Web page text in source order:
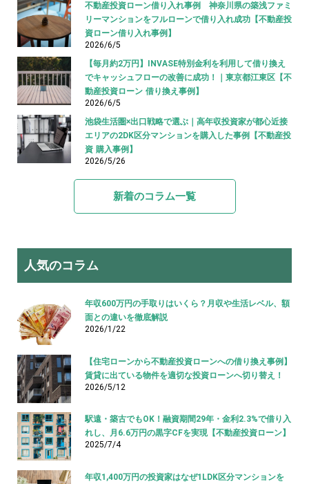
不動産投資ローン借り入れ事例 神奈川県の築浅ファミ
リーマンションをフルローンで借り入れ成功【不動産投
資ローン借り入れ事例】
2026/6/5
【毎月約2万円】INVASE特別金利を利用して借り換え
でキャッシュフローの改善に成功！｜東京都江東区【不
動産投資ローン 借り換え事例】
2026/6/5
池袋生活圏×出口戦略で選ぶ｜高年収投資家が都心近接
エリアの2DK区分マンションを購入した事例【不動産投
資 購入事例】
2026/5/26
新着のコラム一覧
人気のコラム
年収600万円の手取りはいくら？月収や生活レベル、額
面との違いを徹底解説
2026/1/22
【住宅ローンから不動産投資ローンへの借り換え事例】
賃貸に出ている物件を適切な投資ローンへ切り替え！
2026/5/12
駅遠・築古でもOK！融資期間29年・金利2.3%で借り入
れし、月6.6万円の黒字CFを実現【不動産投資ローン】
2025/7/4
年収1,400万円の投資家はなぜ1LDK区分マンションを